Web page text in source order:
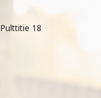
Pulttitie 18